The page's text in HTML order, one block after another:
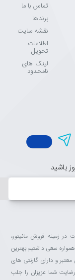
تماس با ما
برندها
نقشه سایت
اطلاعات
تحویل
لینک های
نامحدود
باشید
سال 1384 شروع به فعالیت در زمینه فروش مانیتور،
سعی داشتیم بهترین
معتبر و دارای گارنتی های
شما عزیزان را جلب